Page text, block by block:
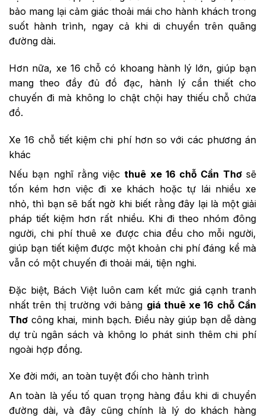
bảo mang lại cảm giác thoải mái cho hành khách trong
suốt hành trình, ngay cả khi di chuyển trên quãng
đường dài.
Hơn nữa, xe 16 chỗ có khoang hành lý lớn, giúp bạn
mang theo đầy đủ đồ đạc, hành lý cần thiết cho
chuyến đi mà không lo chật chội hay thiếu chỗ chứa
đồ.
Xe 16 chỗ tiết kiệm chi phí hơn so với các phương án
khác
Nếu bạn nghĩ rằng việcthuê xe 16 chỗ Cần Thơsẽ
tốn kém hơn việc đi xe khách hoặc tự lái nhiều xe
nhỏ, thì bạn sẽ bất ngờ khi biết rằng đây lại là một giải
pháp tiết kiệm hơn rất nhiều. Khi đi theo nhóm đông
người, chi phí thuê xe được chia đều cho mỗi người,
giúp bạn tiết kiệm được một khoản chi phí đáng kể mà
vẫn có một chuyến đi thoải mái, tiện nghi.
Đặc biệt, Bách Việt luôn cam kết mức giá cạnh tranh
nhất trên thị trường với bảng giá thuê xe 16 chỗ Cần
Thơ công khai, minh bạch. Điều này giúp bạn dễ dàng
dự trù ngân sách và không lo phát sinh thêm chi phí
ngoài hợp đồng.
Xe đời mới, an toàn tuyệt đối cho hành trình
An toàn là yếu tố quan trọng hàng đầu khi di chuyển
đường dài, và đây cũng chính là lý do khách hàng